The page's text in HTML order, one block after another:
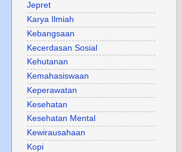
Jepret
Karya Ilmiah
Kebangsaan
Kecerdasan Sosial
Kehutanan
Kemahasiswaan
Keperawatan
Kesehatan
Kesehatan Mental
Kewirausahaan
Kopi